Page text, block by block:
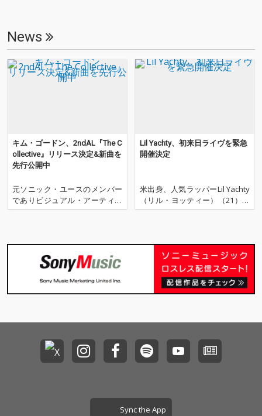
News
キム・ゴードン、2ndAL『The C
ollective』リリース決定&新曲を
先行公開中
元ソニック・ユースのメンバー
でありビジュアル・アーティス
トのキム・ゴードンが、セカン
〈Matador〉からリリースする
ことが決定した。 ファースト・
シングル 「Bye Bye」
Lil Yachty、初来日ライヴを緊急
開催決定
米出身、人気ラッパーLil Yachty
（リル・ヨッティー）（21）の
緊急来日ライヴが発表された。
デビュー・アルバムが全米2位
を獲得するという快挙を果たし
た期待の大型新人である。 メジ
ャー・デ
Sync the App